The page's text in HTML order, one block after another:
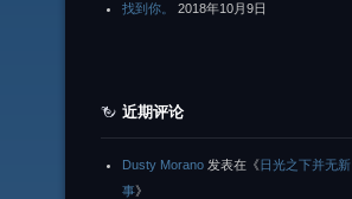
找到你。
2018年10月9日
近期评论
Dusty Morano 发表在《日光之下并无新
事》